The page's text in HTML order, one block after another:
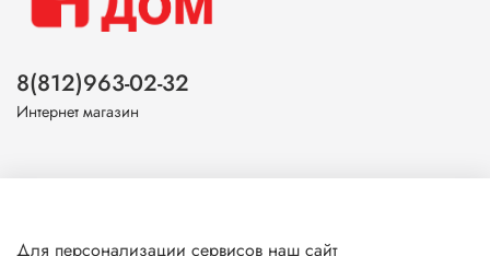
8(812)963-02-32
Интернет магазин
Для персонализации сервисов наш сайт